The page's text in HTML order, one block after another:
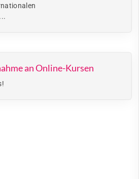
an Online-Kursen